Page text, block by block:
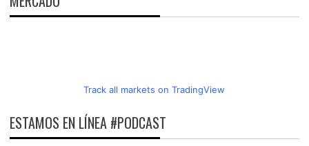
Track all markets on TradingView
ESTAMOS EN LÍNEA #PODCAST